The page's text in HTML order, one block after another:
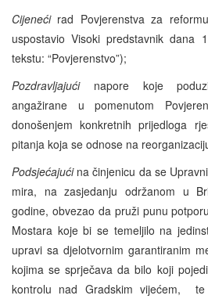
Cijeneći rad Povjerenstva za
uspostavio Visoki predstavnik dana
tekstu: “Povjerenstvo”);
Pozdravljajući napore koje
angažirane u pomenutom
donošenjem konkretnih prijedloga
pitanja koja se odnose na
Podsjećajući na činjenicu da se
mira, na zasjedanju održanom u
godine, obvezao da pruži punu
Mostara koje bi se temeljilo na
upravi sa djelotvornim garantiranim
kojima se sprječava da bilo koji
kontrolu nad Gradskim vijećem,